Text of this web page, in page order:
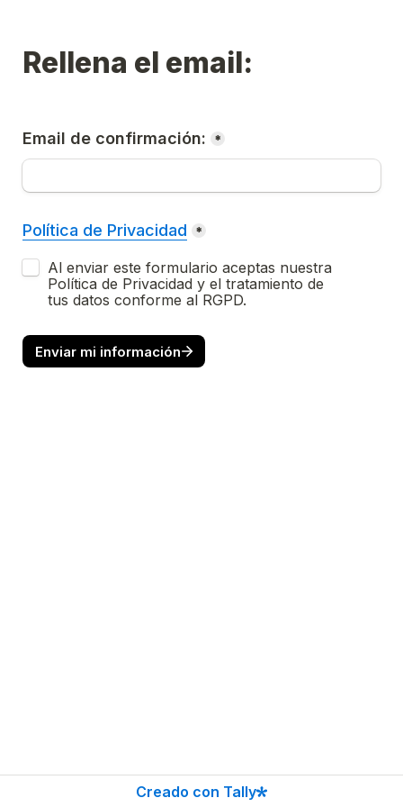
Rellena el email:
Email de confirmación: *
Política de Privacidad *
Al enviar este formulario aceptas nuestra
Política de Privacidad y el tratamiento de
tus datos conforme al RGPD.
Enviar mi información
Creado con Tally